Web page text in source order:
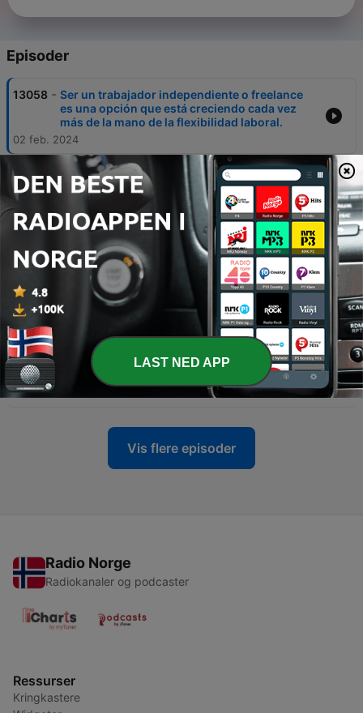
Episoder
13058 - Ser un trabajador independiente o freelance
es una opción que está creciendo cada vez
más de la mano de la flexibilidad laboral.
02 feb. 2024
13057
La Alemania entreguerras, un ejemplo entre el
vigor y la destrucción democrática.
01 feb. 2024
13056 -
Agua, inseguridad y salud, problemas
fundamentales en la CDMX.
01 feb. 2024
13055
Campañas y encuestas en EEUU: Trump a la
cabeza en todas.
01 feb. 2024
13054 -
Semovi: licencia falsa de Rosario Robles se
expidió en la administración de Mancera.
01 feb. 2024
Vis flere episoder
Radio Norge
Radiokanaler og podcaster
Ressurser
Kringkastere
LAST NED APP